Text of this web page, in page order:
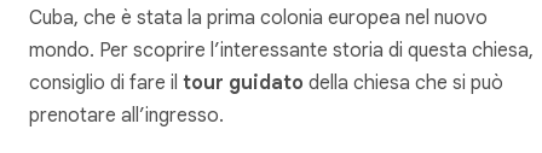
Cuba, che è stata la prima colonia europea nel nuovo
mondo. Per scoprire l’interessante storia di questa chiesa,
consiglio di fare il tour guidato della chiesa che si può
prenotare all’ingresso.